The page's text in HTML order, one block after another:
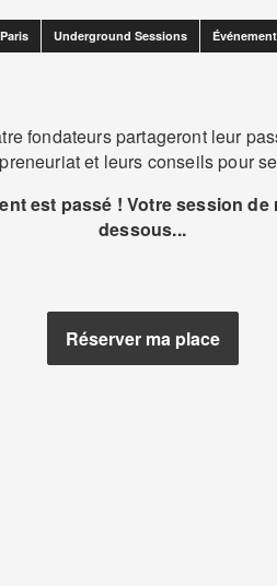
Paris Underground Sessions
fondateurs partageront leur
et leurs conseils pour
est passé ! Votre session de
dessous...
Réserver ma place